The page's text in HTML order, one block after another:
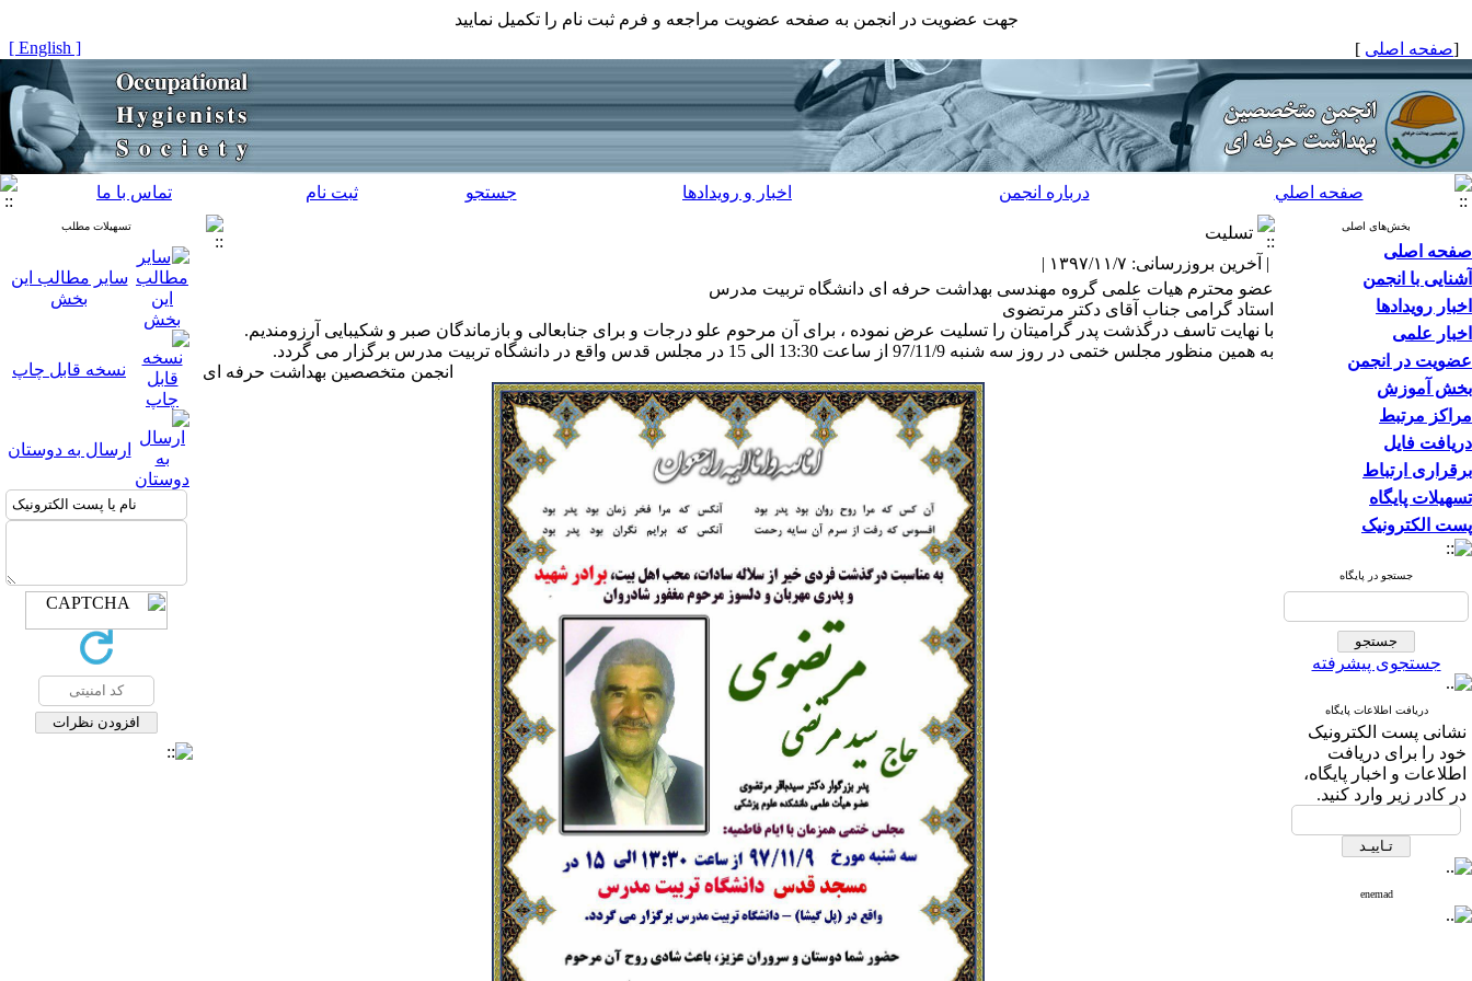
جهت عضویت در انجمن به صفحه عضویت مراجعه و فرم ثبت نام را تکمیل نمایید
[صفحه اصلی ]
[ English ]
صفحه اصلي درباره انجمن اخبار و رویدادها جستجو ثبت نام تماس با ما
بخش‌های اصلی
صفحه اصلی
آشنایی با انجمن
اخبار رویدادها
اخبار علمی
عضویت در انجمن
بخش آموزش
مراکز مرتبط
دریافت فایل
برقراری ارتباط
تسهیلات پایگاه
پست الکترونیک
جستجو در پایگاه
جستجوی پیشرفته
دریافت اطلاعات پایگاه
نشانی پست الکترونیک
خود را برای دریافت
اطلاعات و اخبار پایگاه،
در کادر زیر وارد کنید.
enemad
تسلیت
| آخرین بروزرسانی: ۱۳۹۷/۱۱/۷ |
عضو محترم هیات علمی گروه مهندسی بهداشت حرفه ای دانشگاه تربیت مدرس
استاد گرامی جناب آقای دکتر مرتضوی
با نهایت تاسف درگذشت پدر گرامیتان را تسلیت عرض نموده ، برای آن مرحوم علو درجات و برای جنابعالی و بازماندگان صبر و شکیبایی آرزومندیم.
به همین منظور مجلس ختمی در روز سه شنبه 97/11/9 از ساعت 13:30 الی 15 در مجلس قدس واقع در دانشگاه تربیت مدرس برگزار می گردد.
​انجمن متخصصین بهداشت حرفه ای
تسهیلات مطلب
سایر مطالب این
بخش
نسخه قابل چاپ
ارسال به دوستان